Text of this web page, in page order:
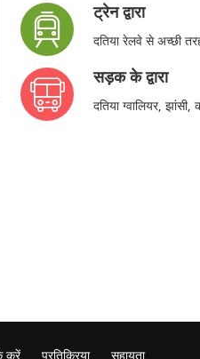
ट्रेन द्वारा
दतिया रेलवे से अच्छी
सड़क के द्वारा
दतिया ग्वालियर,